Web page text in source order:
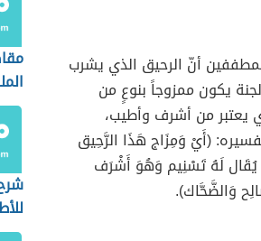
أنّ الرحيق الذي يشرب
يكون ممزوجاً بنوعٍ من
يعتبر من أشرف وأطيب،
(أَيْ وَمِزَاج هَذَا الرَّحِيق
لَهُ تَسْنِيم وَهُوَ أَشْرَف
وَالضَّحَّاك).